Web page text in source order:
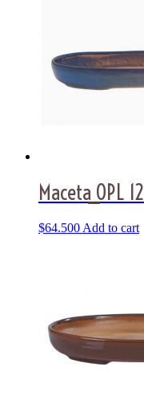
Maceta_OPL 12
$64.500 Add to cart